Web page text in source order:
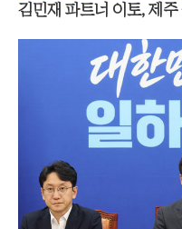
김민재 파트너 이토, 제